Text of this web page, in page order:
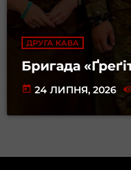
ДРУГА КАВА
Бригада
today 24 ЛИПНЯ, 2026